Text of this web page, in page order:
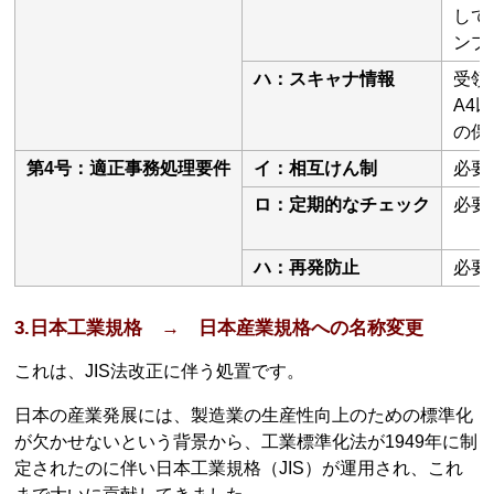
し
ンプ
ハ：スキャナ情報
受領
A4
の保
第4号：適正事務処理要件
イ：相互けん制
必要
ロ：定期的なチェック
必要
ハ：再発防止 必要
3.日本工業規格 → 日本産業規格への名称変更
これは、JIS法改正に伴う処置です。
日本の産業発展には、製造業の生産性向上のための標準化
が欠かせないという背景から、工業標準化法が1949年に制
定されたのに伴い日本工業規格（JIS）が運用され、これ